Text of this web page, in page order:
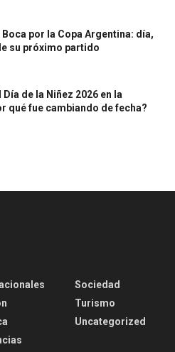
por la Copa Argentina: día,
su próximo partido
de la Niñez 2026 en la
qué fue cambiando de fecha?
Sociedad
Turismo
Uncategorized